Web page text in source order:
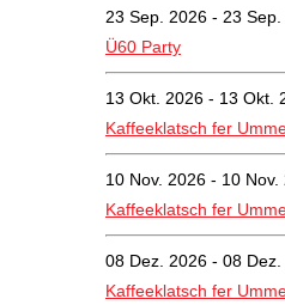
23 Sep. 2026 - 23
Ü60 Party
13 Okt. 2026 - 13 Okt.
Kaffeeklatsch fer
10 Nov. 2026 - 10
Kaffeeklatsch fer
08 Dez. 2026 - 08
Kaffeeklatsch fer